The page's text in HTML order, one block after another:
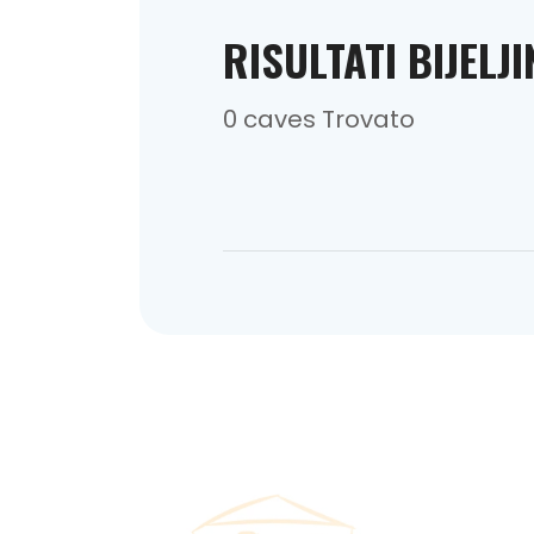
RISULTATI
0 caves Trovato